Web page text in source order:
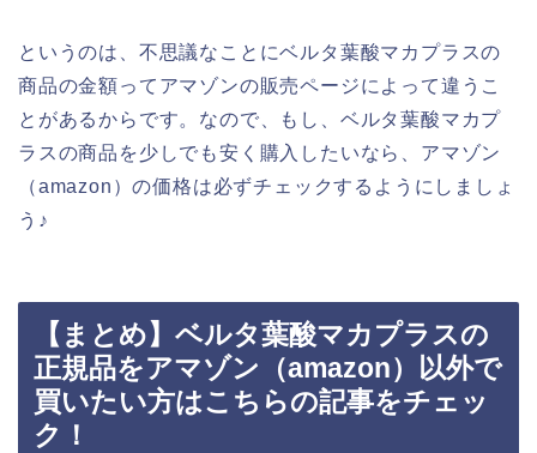
というのは、不思議なことにベルタ葉酸マカプラスの
商品の金額ってアマゾンの販売ページによって違うこ
とがあるからです。なので、もし、ベルタ葉酸マカプ
ラスの商品を少しでも安く購入したいなら、アマゾン
（amazon）の価格は必ずチェックするようにしましょ
う♪
【まとめ】ベルタ葉酸マカプラスの
正規品をアマゾン（amazon）以外で
買いたい方はこちらの記事をチェッ
ク！